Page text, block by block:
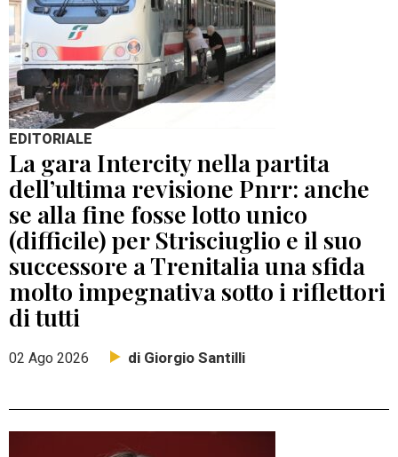
EDITORIALE
La gara Intercity nella partita
dell’ultima revisione Pnrr: anche
se alla fine fosse lotto unico
(difficile) per Strisciuglio e il suo
successore a Trenitalia una sfida
molto impegnativa sotto i riflettori
di tutti
02 Ago 2026 di Giorgio Santilli